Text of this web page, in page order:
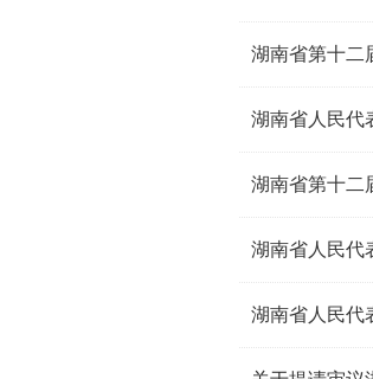
湖南省第十二
湖南省第十二
湖南省人民代